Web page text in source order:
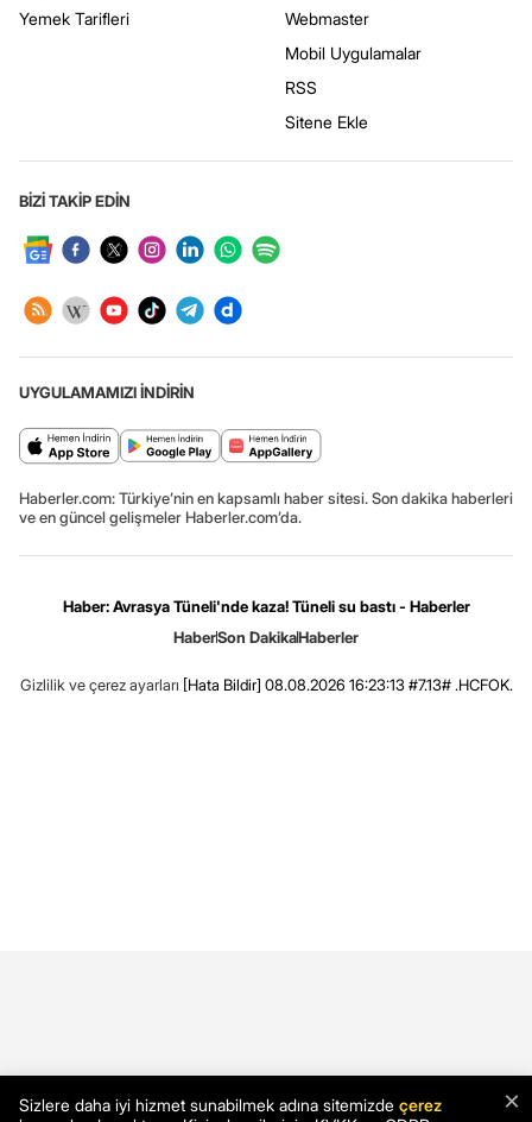
Yemek Tarifleri
Webmaster
Mobil Uygulamalar
RSS
Sitene Ekle
BİZİ TAKİP EDİN
UYGULAMAMIZI İNDİRİN
Haberler.com: Türkiye’nin en kapsamlı haber sitesi. Son dakika haberleri
ve en güncel gelişmeler Haberler.com’da.
Haber: Avrasya Tüneli'nde kaza! Tüneli su bastı - Haberler
HaberSon DakikaHaberler
Gizlilik ve çerez ayarları [Hata Bildir] 08.08.2026 16:23:13 #7.13# .HCFOK.
×
Sizlere daha iyi hizmet sunabilmek adına sitemizde çerez